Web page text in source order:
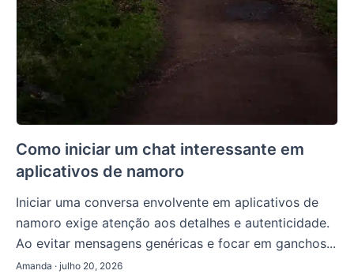
Como iniciar um chat interessante em
aplicativos de namoro
Iniciar uma conversa envolvente em aplicativos de
namoro exige atenção aos detalhes e autenticidade.
Ao evitar mensagens genéricas e focar em ganchos...
Amanda · julho 20, 2026